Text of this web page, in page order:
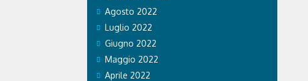
Agosto 2022
Luglio 2022
Giugno 2022
Maggio 2022
Aprile 2022